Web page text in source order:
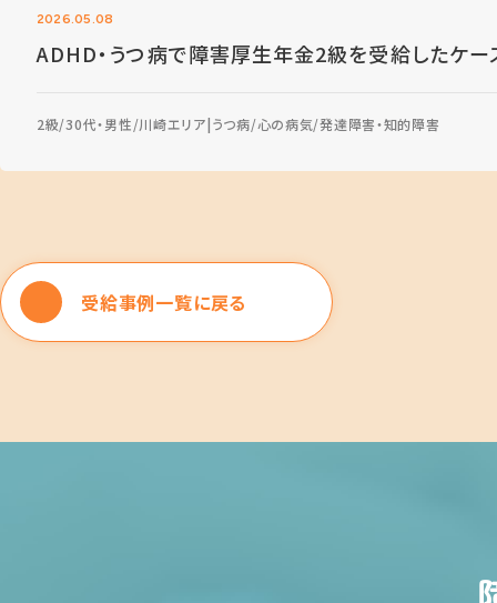
2026.05.08
ADHD・うつ病で障害厚生年金2級を受給したケー
2級 30代・男性 川崎エリア うつ病 心の病気 発達障害・知的障害
受給事例一覧に戻る